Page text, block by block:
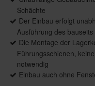
Schächte
Der Einbau erfolgt
Ausführung des
Die Montage der
Führungsschienen,
notwendig
Einbau auch ohne